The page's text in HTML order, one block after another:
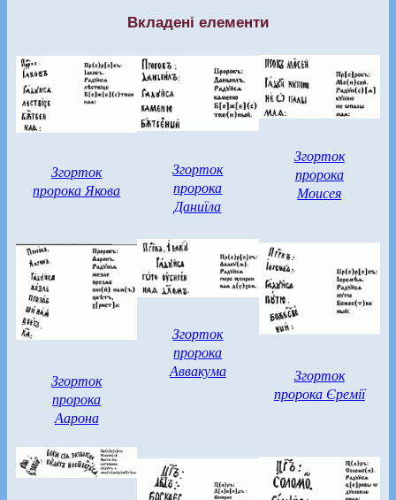
Вкладені елементи
Згорток
пророка Якова
Згорток
пророка
Даниїла
Згорток
пророка
Моисея
Згорток
пророка
Аарона
Згорток
пророка
Аввакума
Згорток
пророка Єремії